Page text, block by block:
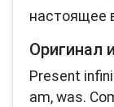
настоящее
Оригинал
Present
am, was.